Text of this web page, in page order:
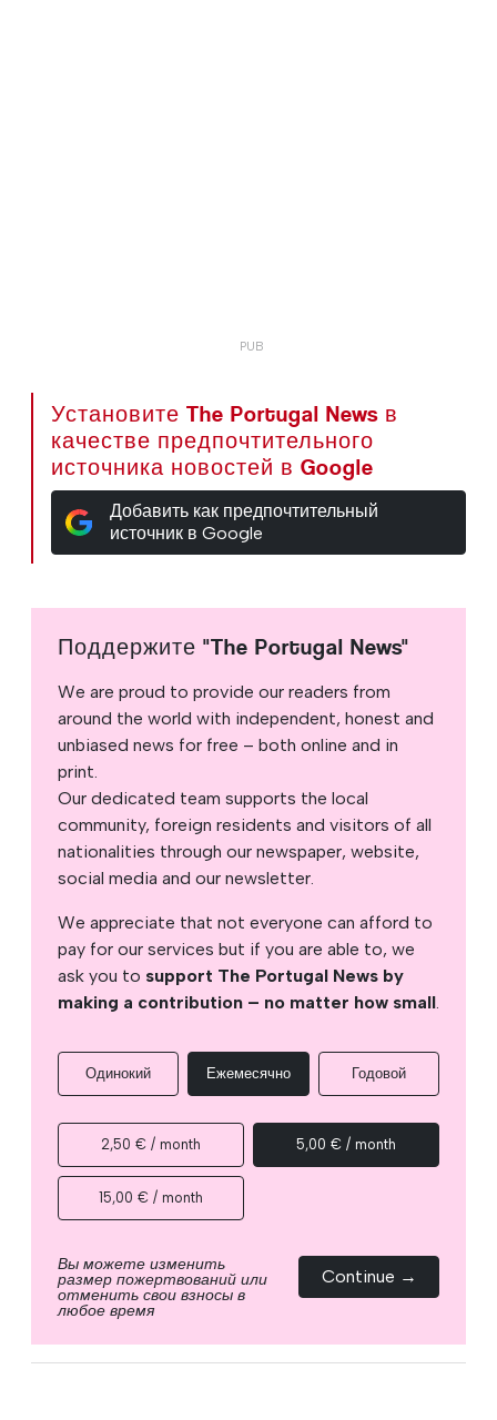
Установите The Portugal News в
качестве предпочтительного
источника новостей в Google
Добавить как предпочтительный
источник в Google
Поддержите "The Portugal News"
We are proud to provide our readers from
around the world with independent, honest and
unbiased news for free – both online and in
print.
Our dedicated team supports the local
community, foreign residents and visitors of all
nationalities through our newspaper, website,
social media and our newsletter.
We appreciate that not everyone can afford to
pay for our services but if you are able to, we
ask you to support The Portugal News by
making a contribution – no matter how small.
Одинокий Ежемесячно Годовой
2,50 € / month 5,00 € / month
15,00 € / month
Вы можете изменить
размер пожертвований или
отменить свои взносы в
любое время
Continue →